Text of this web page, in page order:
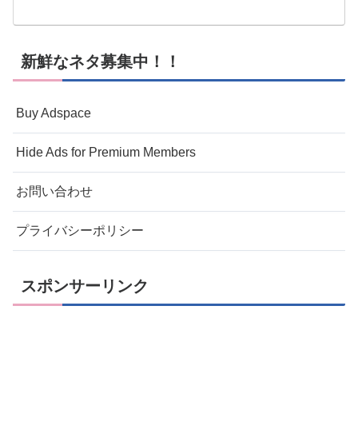
新鮮なネタ募集中！！
Buy Adspace
Hide Ads for Premium Members
お問い合わせ
プライバシーポリシー
スポンサーリンク